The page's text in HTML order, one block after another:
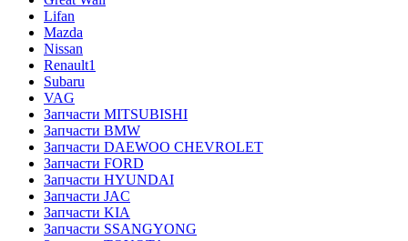
Lifan
Mazda
Nissan
Renault1
Subaru
VAG
Запчасти MITSUBISHI
Запчасти BMW
Запчасти DAEWOO CHEVROLET
Запчасти FORD
Запчасти HYUNDAI
Запчасти JAC
Запчасти KIA
Запчасти SSANGYONG